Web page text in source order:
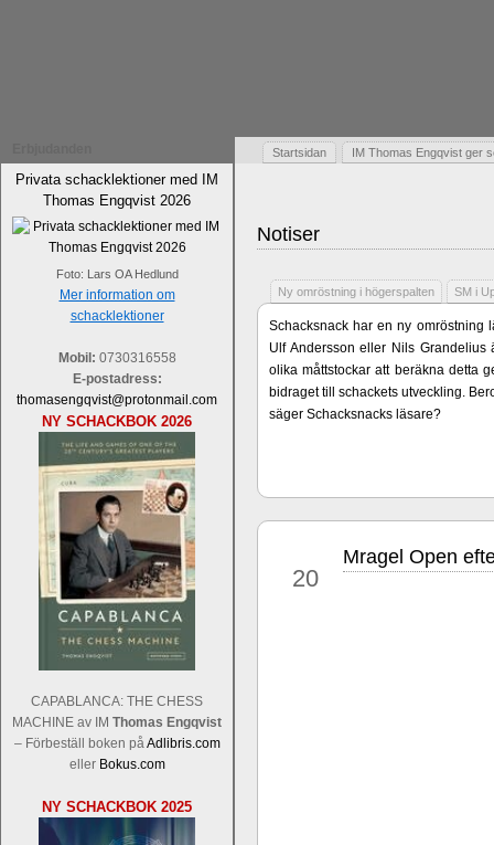
Privata schacklektioner med IM
Thomas Engqvist 2026
Foto: Lars OA Hedlund
Mer information om
schacklektioner
Mobil: 0730316558
E-postadress:
thomasengqvist@protonmail.com
NY SCHACKBOK 2026
CAPABLANCA: THE CHESS
MACHINE av IM Thomas Engqvist
– Förbeställ boken påAdlibris.com
eller Bokus.com
NY SCHACKBOK 2025
Startsidan IM Thomas Engqvist ger
Notiser
Ny omröstning i högerspalten SM i
Schacksnack har en ny omröstning
Ulf Andersson eller Nils
olika måttstockar att beräkna detta
bidraget till schackets utveckling.
säger Schacksnacks läsare?
20
Mragel Open